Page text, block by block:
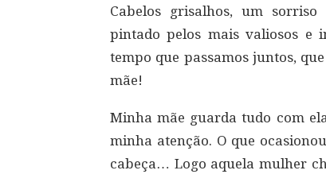
Cabelos grisalhos, um
pintado pelos mais valiosos e
tempo que passamos juntos,
mãe!
Minha mãe guarda tudo com
minha atenção. O que
cabeça… Logo aquela mulher